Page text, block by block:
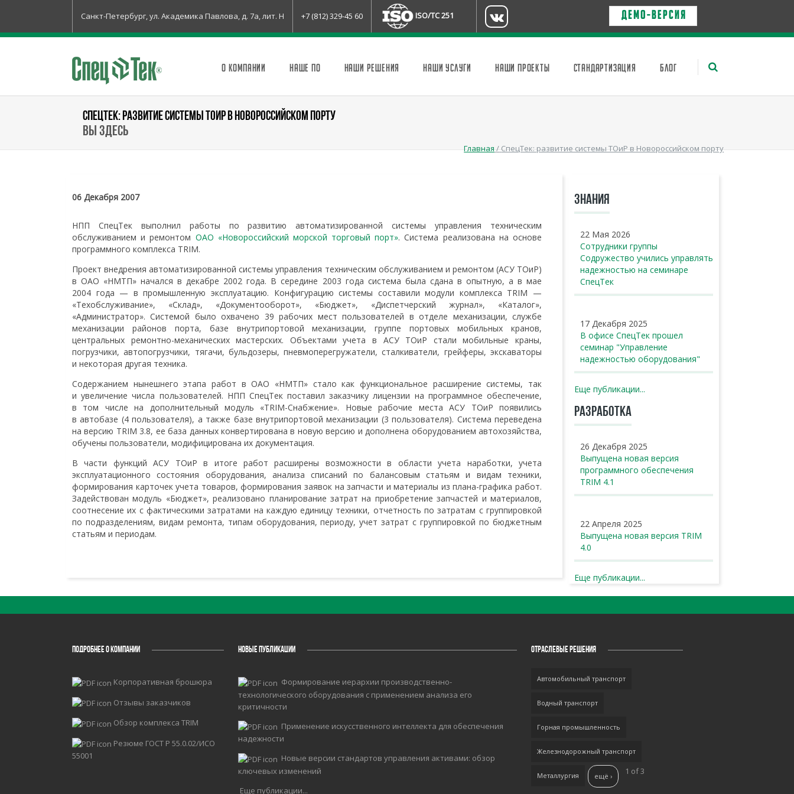
Санкт-Петербург, ул. Академика Павлова, д. 7а, лит. Н +7 (812) 329-45 60 ISO/TC 251 Д Е М О - в е р с и я
О КОМПАНИИ НАШЕ ПО НАШИ РЕШЕНИЯ НАШИ УСЛУГИ НАШИ ПРОЕКТЫ СТАНДАРТИЗАЦИЯ БЛОГ
СПЕЦТЕК: РАЗВИТИЕ СИСТЕМЫ ТОИР В НОВОРОССИЙСКОМ ПОРТУ
Вы здесь
Главная/СпецТек: развитие системы ТОиР в Новороссийском порту
06 Декабря 2007
НПП СпецТек выполнил работы по развитию автоматизированной системы управления техническим
обслуживанием и ремонтом ОАО «Новороссийский морской торговый порт». Система реализована на основе
программного комплекса TRIM.
Проект внедрения автоматизированной системы управления техническим обслуживанием и ремонтом (АСУ ТОиР)
в ОАО «НМТП» начался в декабре 2002 года. В середине 2003 года система была сдана в опытную, а в мае
2004 года — в промышленную эксплуатацию. Конфигурацию системы составили модули комплекса TRIM —
«Техобслуживание», «Склад», «Документооборот», «Бюджет», «Диспетчерский журнал», «Каталог»,
«Администратор». Системой было охвачено 39 рабочих мест пользователей в отделе механизации, службе
механизации районов порта, базе внутрипортовой механизации, группе портовых мобильных кранов,
центральных ремонтно-механических мастерских. Объектами учета в АСУ ТОиР стали мобильные краны,
погрузчики, автопогрузчики, тягачи, бульдозеры, пневмоперегружатели, сталкиватели, грейферы, экскаваторы
и некоторая другая техника.
Содержанием нынешнего этапа работ в ОАО «НМТП» стало как функциональное расширение системы, так
и увеличение числа пользователей. НПП СпецТек поставил заказчику лицензии на программное обеспечение,
в том числе на дополнительный модуль «TRIM-Снабжение». Новые рабочие места АСУ ТОиР появились
в автобазе (4 пользователя), а также базе внутрипортовой механизации (3 пользователя). Система переведена
на версию TRIM 3.8, ее база данных конвертирована в новую версию и дополнена оборудованием автохозяйства,
обучены пользователи, модифицирована их документация.
В части функций АСУ ТОиР в итоге работ расширены возможности в области учета наработки, учета
эксплуатационного состояния оборудования, анализа списаний по балансовым статьям и видам техники,
формирования карточек учета товаров, формирования заявок на запчасти и материалы из плана-графика работ.
Задействован модуль «Бюджет», реализовано планирование затрат на приобретение запчастей и материалов,
соотнесение их с фактическими затратами на каждую единицу техники, отчетность по затратам с группировкой
по подразделениям, видам ремонта, типам оборудования, периоду, учет затрат с группировкой по бюджетным
статьям и периодам.
ЗНАНИЯ
22 Мая 2026
Сотрудники группы
Содружество учились управлять
надежностью на семинаре
СпецТек
17 Декабря 2025
В офисе СпецТек прошел
семинар "Управление
надежностью оборудования"
Еще публикации...
РАЗРАБОТКА
26 Декабря 2025
Выпущена новая версия
программного обеспечения
TRIM 4.1
22 Апреля 2025
Выпущена новая версия TRIM
4.0
Еще публикации...
ПОДРОБНЕЕ О КОМПАНИИ
Корпоративная брошюра
Отзывы заказчиков
Обзор комплекса TRIM
Резюме ГОСТ Р 55.0.02/ИСО
55001
НОВЫЕ ПУБЛИКАЦИИ
Формирование иерархии производственно-
технологического оборудования с применением анализа его
критичности
Применение искусственного интеллекта для обеспечения
надежности
Новые версии стандартов управления активами: обзор
ключевых изменений
Еще публикации...
ОТРАСЛЕВЫЕ РЕШЕНИЯ
Автомобильный транспорт
Водный транспорт
Горная промышленность
Железнодорожный транспорт
Металлургия 1 of 3
ещё ›